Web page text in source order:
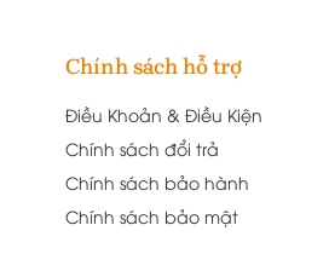
Chính sách hỗ trợ
Điều Khoản & Điều Kiện
Chính sách đổi trả
Chính sách bảo hành
Chính sách bảo mật